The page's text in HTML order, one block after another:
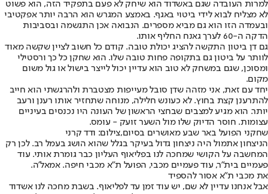
למרות העובדה שגם באשדוד הוא שיחק לא פעם בתפקיד הזה, הוא פשוט
לא מצליח לבוא לידי ביטוי באגף. באמצע המגרש הוא הרבה יותר אפקטיבי
ובעמדה הזו הוא גם מביא מספרים. הנבואה אכן התגשמה ובסביבות
הדקה ה-60 לערך גאנח החליף אותו.
גם דן ביטון התקשה להציג יכולת טובה. קודם כל חשוב לציין שקשה מאוד
לוותר על ביטון גם בתקופה פחות טובה שלו. הוא שחקן כל כך ורסטילי
ומסוכן, שגם במשחק לא טוב הוא עדיין יכול לייצר בישול או גול משום
מקום.
יחד עם זאת, אני מזהה שדן סובל מעייפות מצטברת ולהרגשתי הוא חייב
להתרענן קצת בחוץ. לא כעונש חלילה, מנוחה שתחזיר אותו רענן ורעב
יותר. הוא מגיע למצבים שבחצי הראשון של העונה היו נכנסים בעיניים
עצומות. חוסר הדיוק שלו מול השער זועק - עומס.
שחקני הפועל באר שבע מאושרים בסיום,צילום: ודד קרני
הניצחון אתמול היה ניצחון גדול בעיקר בגלל שהוא הושג בעמל רב. לכן רק
המחשבה על הקושי שמחכה לנו בפליאוף העליון כבר גומרת אותי. עוד
פעמיים בית"ר, עוד פעמיים מכבי, הפועל ת״א מכבי חיפה. אמאל'ה.
את מכבי ת"א אסור להספיד
אבל אנחנו עדיין לא שם, יש עוד זמן עד לפליאוף. בשבת מחכה לנו אשדוד